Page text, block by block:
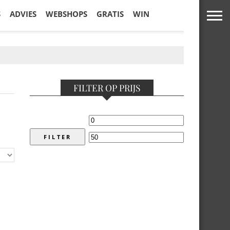
ADVIES WEBSHOPS GRATIS WIN
FILTER OP PRIJS
FILTER